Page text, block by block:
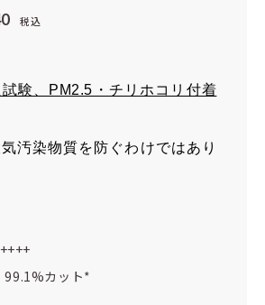
税込
験、PM2.5・チリホコリ付着
気汚染物質を防ぐわけではあり
99.1%カット*